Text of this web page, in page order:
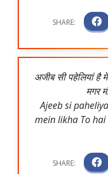
अजीब सी पहेलियां है
मगर
Ajeeb si
mein likha To